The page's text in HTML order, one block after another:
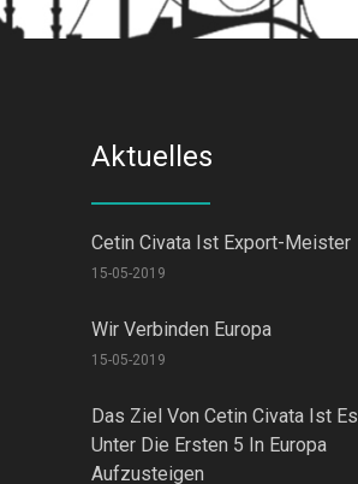
Aktuelles
Cetin Civata Ist Export-Meister
15-05-2019
Wir Verbinden Europa
15-05-2019
Das Ziel Von Cetin Civata Ist Es
Unter Die Ersten 5 In Europa
Aufzusteigen